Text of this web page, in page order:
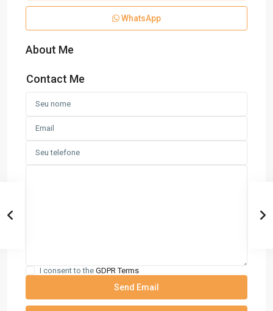
WhatsApp
About Me
Contact Me
I consent to the GDPR Terms